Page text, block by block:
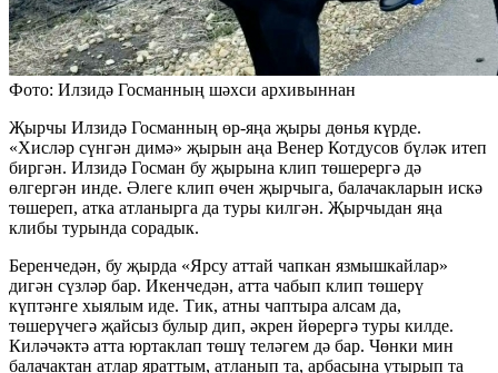
Фото: Илзидә Госманның шәхси архивыннан
Җырчы Илзидә Госманның өр-яңа җыры дөнья күрде.
«Хисләр сүнгән димә» җырын аңа Венер Котдусов бүләк итеп
биргән. Илзидә Госман бу җырына клип төшерергә дә
өлгергән инде. Әлеге клип өчен җырчыга, балачакларын искә
төшереп, атка атланырга да туры килгән. Җырчыдан яңа
клибы турында сорадык.
Беренчедән, бу җырда «Ярсу аттай чапкан язмышкайлар»
дигән сүзләр бар. Икенчедән, атта чабып клип төшерү
күптәнге хыялым иде. Тик, атны чаптыра алсам да,
төшерүчегә җайсыз булыр дип, әкрен йөрергә туры килде.
Киләчәктә атта юртаклап төшү теләгем дә бар. Чөнки мин
балачактан атлар яраттым, атланып та, арбасына утырып та